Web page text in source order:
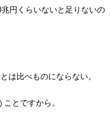
円くらいないと足りないの
は比べものにならない。
とですから。